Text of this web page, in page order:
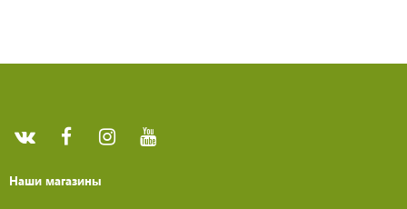
Наши магазины